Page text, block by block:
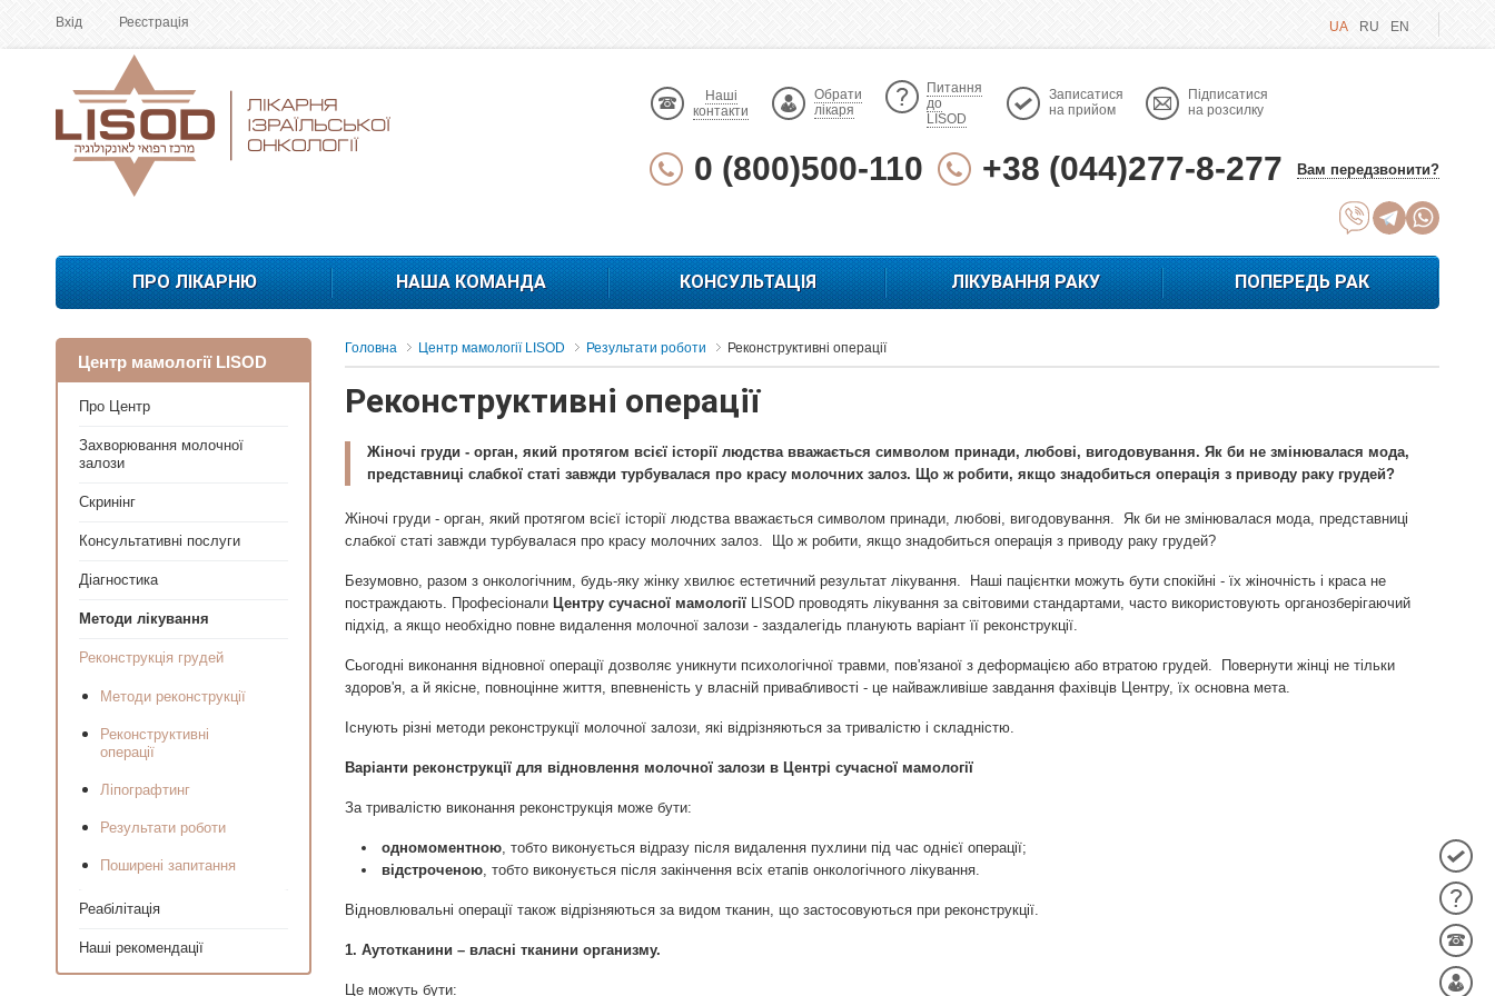
Вхід Реєстрація UA RU EN
Наші
контакти
Обрати
лікаря
Питання
до
LISOD
Записатися
на прийом
Підписатися
на розсилку
0 (800)500-110 +38 (044)277-8-277 Вам передзвонити?
ПРО ЛІКАРНЮ НАША КОМАНДА КОНСУЛЬТАЦІЯ ЛІКУВАННЯ РАКУ ПОПЕРЕДЬ РАК
Центр мамології LISOD
Про Центр
Захворювання молочної
залози
Скринінг
Консультативні послуги
Діагностика
Методи лікування
Реконструкція грудей
Методи реконструкції
Реконструктивні
операції
Ліпографтинг
Результати роботи
Поширені запитання
Реабілітація
Наші рекомендації
Головна Центр мамології LISOD Результати роботи Реконструктивні операції
Реконструктивні операції
Жіночі груди - орган, який протягом всієї історії людства вважається символом принади, любові, вигодовування. Як би не змінювалася мода,
представниці слабкої статі завжди турбувалася про красу молочних залоз. Що ж робити, якщо знадобиться операція з приводу раку грудей?
Жіночі груди - орган, який протягом всієї історії людства вважається символом принади, любові, вигодовування. Як би не змінювалася мода, представниці
слабкої статі завжди турбувалася про красу молочних залоз. Що ж робити, якщо знадобиться операція з приводу раку грудей?
Безумовно, разом з онкологічним, будь-яку жінку хвилює естетичний результат лікування. Наші пацієнтки можуть бути спокійні - їх жіночність і краса не
постраждають. Професіонали Центру сучасної мамології LISOD проводять лікування за світовими стандартами, часто використовують органозберігаючий
підхід, а якщо необхідно повне видалення молочної залози - заздалегідь планують варіант її реконструкції.
Сьогодні виконання відновної операції дозволяє уникнути психологічної травми, пов'язаної з деформацією або втратою грудей. Повернути жінці не тільки
здоров'я, а й якісне, повноцінне життя, впевненість у власній привабливості - це найважливіше завдання фахівців Центру, їх основна мета.
Існують різні методи реконструкції молочної залози, які відрізняються за тривалістю і складністю.
Варіанти реконструкції для відновлення молочної залози в Центрі сучасної мамології
За тривалістю виконання реконструкція може бути:
одномоментною, тобто виконується відразу після видалення пухлини під час однієї операції;
відстроченою, тобто виконується після закінчення всіх етапів онкологічного лікування.
Відновлювальні операції також відрізняються за видом тканин, що застосовуються при реконструкції.
1. Аутотканини – власні тканини организму.
Це можуть бути: